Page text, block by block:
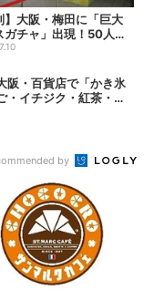
】大阪・梅田に「巨大
ガチャ」出現！50人以
…初日は即終了、残る...
阪・百貨店で「かき氷
・イチジク・紅茶・チ
by